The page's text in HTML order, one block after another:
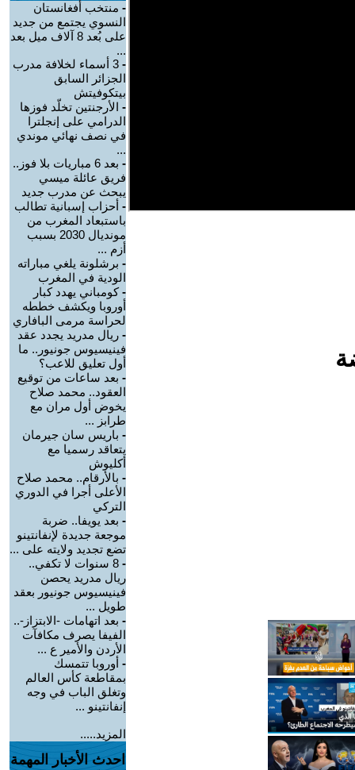
- منتخب أفغانستان
النسوي يجتمع من جديد
على بُعد 8 آلاف ميل بعد
...
-
3 أسماء لخلافة مدرب
الجزائر السابق
بيتكوفيتش
- الأرجنتين تخلّد فوزها
الدرامي على إنجلترا
في نصف نهائي موندي
...
-
بعد 6 مباريات بلا فوز..
فريق عائلة ميسي
يبحث عن مدرب جديد
- أحزاب إسبانية تطالب
باستبعاد المغرب من
مونديال 2030 بسبب
أزم ...
- برشلونة يلغي مباراته
الودية في المغرب
-كومباني يهدد كبار
أوروبا ويكشف خططه
لحراسة مرمى البافاري
- ريال مدريد يجدد عقد
فينيسيوس جونيور.. ما
أول تعليق للاعب؟
- بعد ساعات من توقيع
العقود.. محمد صلاح
يخوض أول مران مع
طرابز ...
- باريس سان جيرمان
يتعاقد رسميا مع
أكليوش
- بالأرقام.. محمد صلاح
الأعلى أجرا في الدوري
التركي
- بعد يويفا.. ضربة
موجعة جديدة لإنفانتينو
تضع تجديد ولايته على ...
-
8 سنوات لا تكفي..
ريال مدريد يحصن
فينيسيوس جونيور بعقد
طويل ...
- بعد اتهامات -الابتزاز-..
الفيفا يصرف مكافآت
الأردن والأمير ع ...
- أوروبا تتمسك
بمقاطعة كأس العالم
وتغلق الباب في وجه
إنفانتينو ...
المزيد.....
احدث الأخبار المهمة